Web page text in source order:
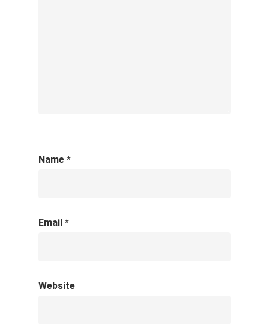
Name *
Email *
Website